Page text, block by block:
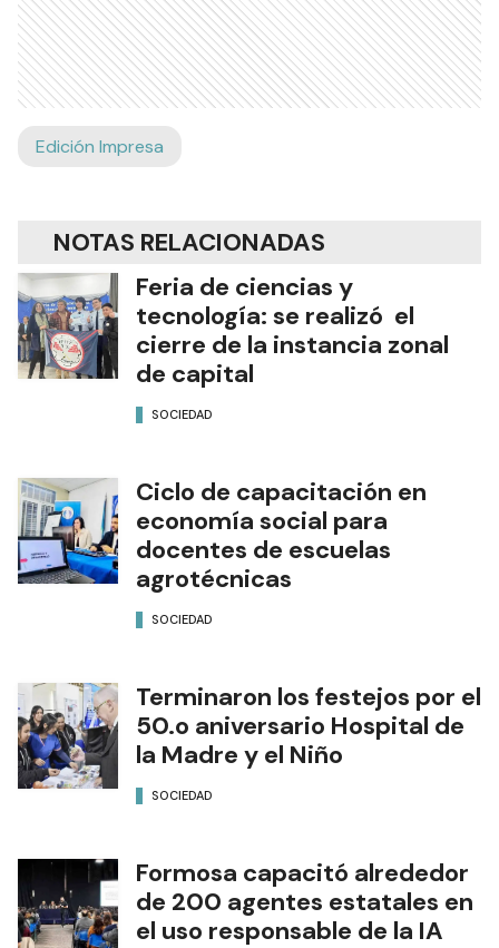
Edición Impresa
NOTAS RELACIONADAS
Feria de ciencias y
tecnología: se realizó el
cierre de la instancia zonal
de capital
SOCIEDAD
Ciclo de capacitación en
economía social para
docentes de escuelas
agrotécnicas
SOCIEDAD
Terminaron los festejos por el
50.o aniversario Hospital de
la Madre y el Niño
SOCIEDAD
Formosa capacitó alrededor
de 200 agentes estatales en
el uso responsable de la IA